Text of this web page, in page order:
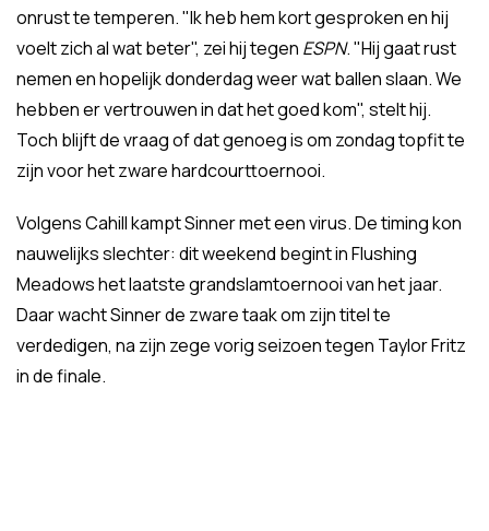
onrust te temperen. "Ik heb hem kort gesproken en hij
voelt zich al wat beter", zei hij tegen ESPN. "Hij gaat rust
nemen en hopelijk donderdag weer wat ballen slaan. We
hebben er vertrouwen in dat het goed kom", stelt hij.
Toch blijft de vraag of dat genoeg is om zondag topfit te
zijn voor het zware hardcourttoernooi.
Volgens Cahill kampt Sinner met een virus. De timing kon
nauwelijks slechter: dit weekend begint in Flushing
Meadows het laatste grandslamtoernooi van het jaar.
Daar wacht Sinner de zware taak om zijn titel te
verdedigen, na zijn zege vorig seizoen tegen Taylor Fritz
in de finale.